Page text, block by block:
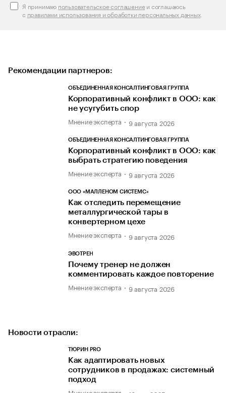
Я принимаю пользовательское соглашениеи соглашаюсь
с правилами использования и обработки персональных данных.
Рекомендации партнеров:
ОБЪЕДИНЕННАЯ КОНСАЛТИНГОВАЯ ГРУППА
Корпоративный конфликт в ООО: как
не усугубить спор
Мнение эксперта 9 августа 2026
ОБЪЕДИНЕННАЯ КОНСАЛТИНГОВАЯ ГРУППА
Корпоративный конфликт в ООО: как
выбрать стратегию поведения
Мнение эксперта 9 августа 2026
ООО «МАЛЛЕНОМ СИСТЕМС»
Как отследить перемещение
металлургической тары в
конвертерном цехе
Мнение эксперта 9 августа 2026
ЭВОТРЕН
Почему тренер не должен
комментировать каждое повторение
Мнение эксперта 9 августа 2026
Новости отрасли:
ТЮРИН PRO
Как адаптировать новых
сотрудников в продажах: системный
подход